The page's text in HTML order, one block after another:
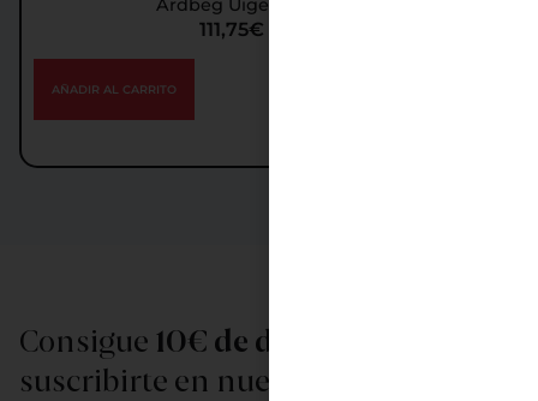
Ardbeg Uigeadail Whisky
111,75€
AÑADIR AL CARRITO
Consigue 10€ de descuento
suscribirte en nuestra newsletter